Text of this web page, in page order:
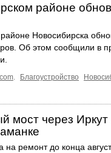
районе
Новосибирска
Об этом сообщили в
Благоустройство
мост через Иркут
ремонт до конца